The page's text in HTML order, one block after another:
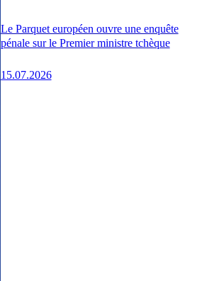
Le Parquet européen ouvre une enquête
pénale sur le Premier ministre tchèque
15.07.2026